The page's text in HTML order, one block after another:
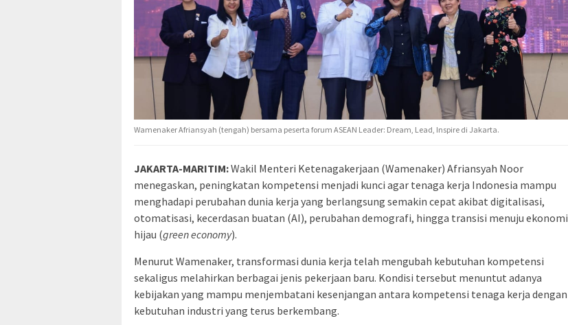
Wamenaker Afriansyah (tengah) bersama peserta forum ASEAN Leader: Dream, Lead, Inspire di Jakarta.
JAKARTA-MARITIM:Wakil Menteri Ketenagakerjaan (Wamenaker) Afriansyah Noor
menegaskan, peningkatan kompetensi menjadi kunci agar tenaga kerja Indonesia mampu
menghadapi perubahan dunia kerja yang berlangsung semakin cepat akibat digitalisasi,
otomatisasi, kecerdasan buatan (AI), perubahan demografi, hingga transisi menuju ekonomi
hijau (green economy).
Menurut Wamenaker, transformasi dunia kerja telah mengubah kebutuhan kompetensi
sekaligus melahirkan berbagai jenis pekerjaan baru. Kondisi tersebut menuntut adanya
kebijakan yang mampu menjembatani kesenjangan antara kompetensi tenaga kerja dengan
kebutuhan industri yang terus berkembang.